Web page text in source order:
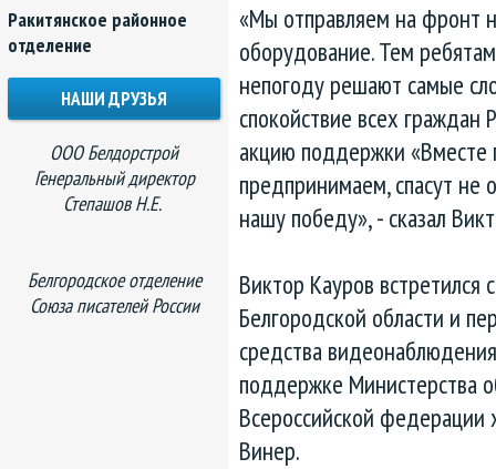
«Мы отправляем на фронт
оборудование. Тем
непогоду решают самые
спокойствие всех граждан
акцию поддержки «Вместе
предпринимаем, спасут не
нашу победу», - сказал
Виктор Кауров
Белгородской области и
средства
поддержке Министерства
Всероссийской
Винер.
Ракитянское районное
отделение
НАШИ ДРУЗЬЯ
ООО Белдорстрой
Генеральный директор
Степашов Н.Е.
Белгородское отделение
Союза писателей России